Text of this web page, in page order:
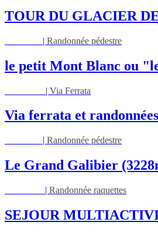
TOUR DU GLACIER
| Randonnée pédestre
le petit Mont Blanc ou
| Via Ferrata
Via ferrata et
| Randonnée pédestre
Le Grand Galibier
| Randonnée raquettes
SEJOUR